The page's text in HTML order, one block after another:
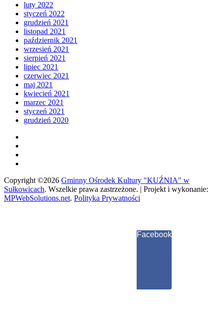
luty 2022
styczeń 2022
grudzień 2021
listopad 2021
październik 2021
wrzesień 2021
sierpień 2021
lipiec 2021
czerwiec 2021
maj 2021
kwiecień 2021
marzec 2021
styczeń 2021
grudzień 2020
Copyright ©2026 Gminny Ośrodek Kultury "KUŹNIA" w
Sułkowicach. Wszelkie prawa zastrzeżone. | Projekt i wykonanie:
MPWebSolutions.net. Polityka Prywatności
Facebook